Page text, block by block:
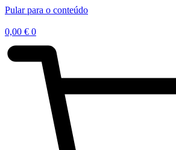
Pular para o conteúdo
0,00 € 0